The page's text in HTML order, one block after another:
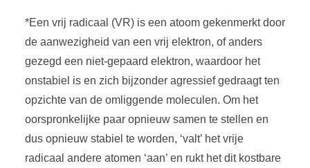
*Een vrij radicaal (VR) is een atoom gekenmerkt door
de aanwezigheid van een vrij elektron, of anders
gezegd een niet-gepaard elektron, waardoor het
onstabiel is en zich bijzonder agressief gedraagt ten
opzichte van de omliggende moleculen. Om het
oorspronkelijke paar opnieuw samen te stellen en
dus opnieuw stabiel te worden, ‘valt’ het vrije
radicaal andere atomen ‘aan’ en rukt het dit kostbare